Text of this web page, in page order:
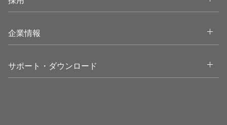
企業情報
サポート・ダウンロード